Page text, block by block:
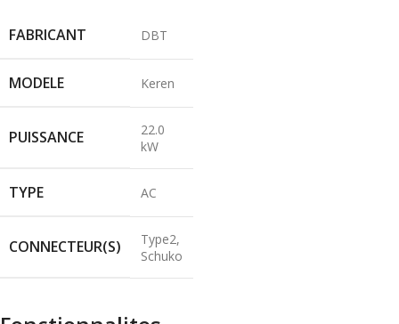
FABRICANT DBT
MODELE Keren
PUISSANCE
22.0
kW
TYPE AC
CONNECTEUR(S)
Type2,
Schuko